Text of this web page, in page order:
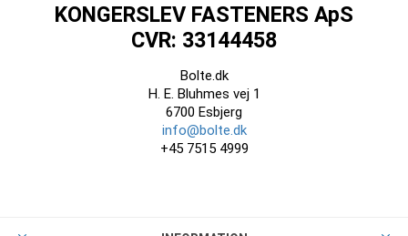
KONGERSLEV FASTENERS ApS
CVR: 33144458
Bolte.dk
H. E. Bluhmes vej 1
6700 Esbjerg
info@bolte.dk
+45 7515 4999